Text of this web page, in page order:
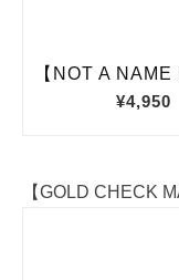
【GOLD CHECK